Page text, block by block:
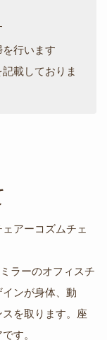
行います
載しておりま
アーコズムチェ
ラーのオフィスチ
ンが身体、動
を取ります。座
す。